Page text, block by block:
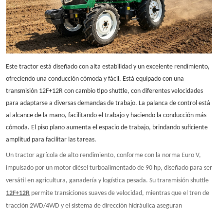
Este tractor está diseñado con alta estabilidad y un excelente rendimiento,
ofreciendo una conducción cómoda y fácil. Está equipado con una
transmisión 12F+12R con cambio tipo shuttle, con diferentes velocidades
para adaptarse a diversas demandas de trabajo. La palanca de control está
al alcance de la mano, facilitando el trabajo y haciendo la conducción más
cómoda. El piso plano aumenta el espacio de trabajo, brindando suficiente
amplitud para facilitar las tareas.
Un tractor agrícola de alto rendimiento, conforme con la norma Euro V,
impulsado por un motor diésel turboalimentado de 90 hp, diseñado para ser
versátil en agricultura, ganadería y logística pesada. Su transmisión shuttle
12F+12R permite transiciones suaves de velocidad, mientras que el tren de
tracción 2WD/4WD y el sistema de dirección hidráulica aseguran